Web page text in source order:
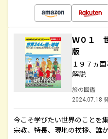
Ｗ０１
版
１９７ヵ
解説
旅の図鑑
2024.07.18
今こそ学びたい世界のことを
宗教、特長、現地の挨拶、誰